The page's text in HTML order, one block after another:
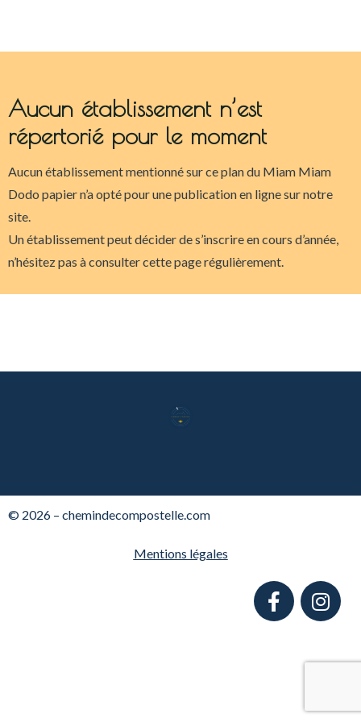
Aucun établissement n’est
répertorié pour le moment
Aucun établissement mentionné sur ce plan du Miam Miam
Dodo papier n’a opté pour une publication en ligne sur notre
site.
Un établissement peut décider de s’inscrire en cours d’année,
n’hésitez pas à consulter cette page régulièrement.
© 2026 – chemindecompostelle.com
Mentions légales